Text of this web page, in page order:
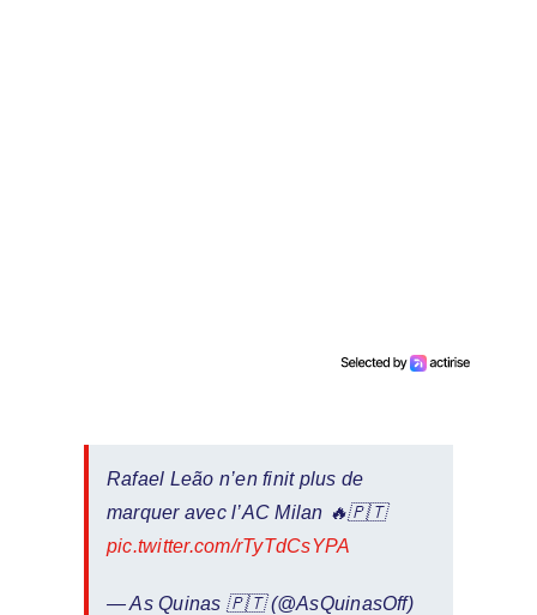
Rafael Leão n’en finit plus de
marquer avec l’AC Milan 🔥🇵🇹
pic.twitter.com/rTyTdCsYPA
— As Quinas 🇵🇹 (@AsQuinasOff)